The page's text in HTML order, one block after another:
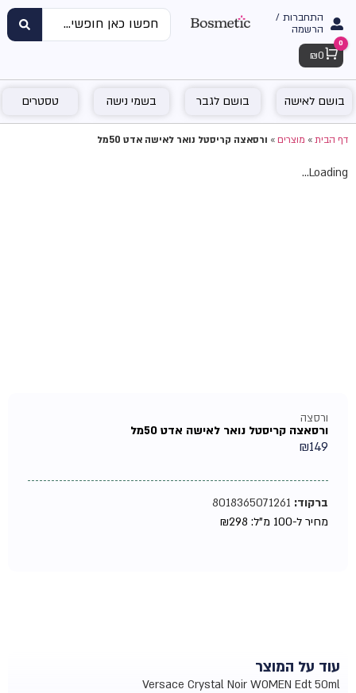
התחברות /
הרשמה
Cart
0
₪ 0
בושם לאישה בושם לגבר בשמי נישה טסטרים
דף הבית»מוצרים»ורסאצה קריסטל נואר לאישה אדט 50מל
Loading...
ורסצה
ורסאצה קריסטל נואר לאישה אדט 50מל
₪149
ברקוד:8018365071261
מחיר ל-100 מ"ל:
₪298
עוד על המוצר
Versace Crystal Noir WOMEN Edt 50ml